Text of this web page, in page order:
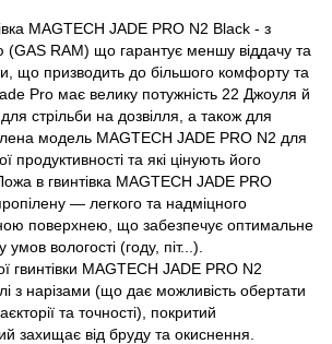
MAGTECH JADE PRO N2 Black - з
RAM) що гарантує меншу віддачу та
що призводить до більшого комфорту та
Pro має велику потужність 22 Джоуля й
стрільби на дозвілля, а також для
модель MAGTECH JADE PRO N2 для
продуктивності та які цінують його
в гвинтівка MAGTECH JADE PRO
— легкого та надміцного
поверхнею, що забезпечує оптимальне
вологості (году, піт...).
гвинтівки MAGTECH JADE PRO N2
з нарізами (що дає можливість обертати
та точності), покритий
захищає від бруду та окиснення.